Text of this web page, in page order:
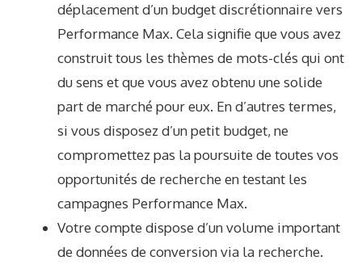
déplacement d’un budget discrétionnaire vers
Performance Max. Cela signifie que vous avez
construit tous les thèmes de mots-clés qui ont
du sens et que vous avez obtenu une solide
part de marché pour eux. En d’autres termes,
si vous disposez d’un petit budget, ne
compromettez pas la poursuite de toutes vos
opportunités de recherche en testant les
campagnes Performance Max.
Votre compte dispose d’un volume important
de données de conversion via la recherche.